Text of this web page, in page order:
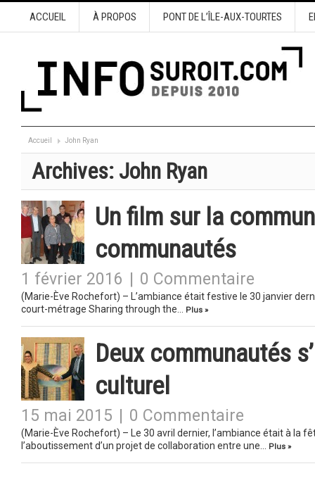
ACCUEIL À PROPOS PONT DE L’ÎLE-AUX-TOURTES
Accueil John Ryan
Archives: John Ryan
Un film sur la
communautés
1 février 2016 0 Commentaire
(Marie-Ève Rochefort) – L’ambiance était festive le 30 janvier
court-métrage Sharing through the…
Plus »
Deux communautés
culturel
15 mai 2015 0 Commentaire
(Marie-Ève Rochefort) – Le 30 avril dernier, l’ambiance était à la
l’aboutissement d’un projet de collaboration entre une…
Plus »